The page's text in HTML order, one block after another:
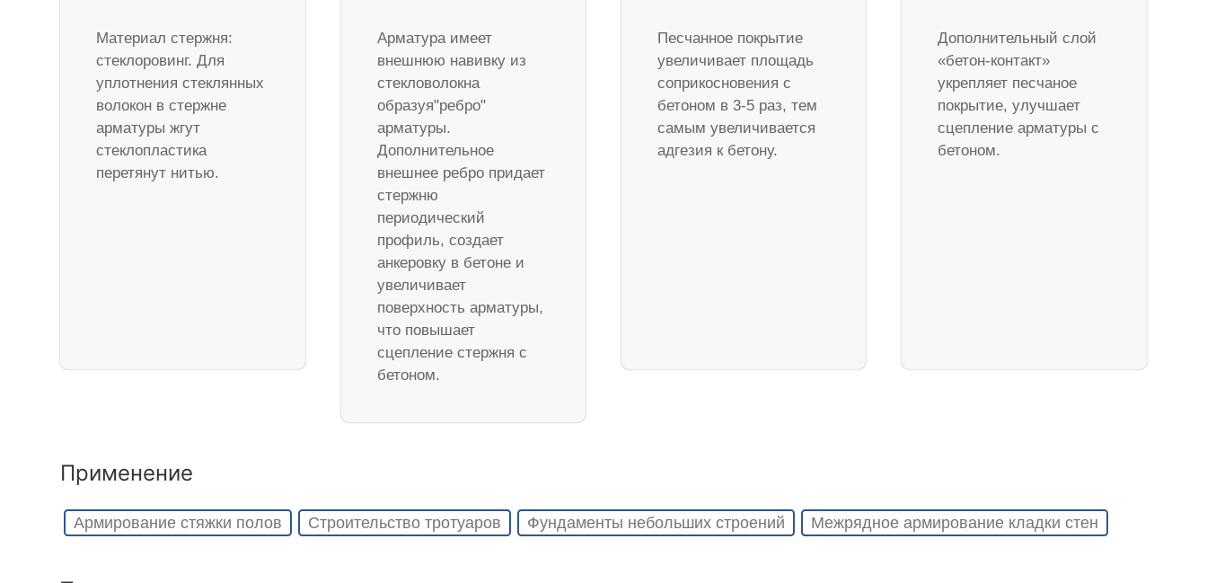
Материал стержня:
стеклоровинг. Для
уплотнения стеклянных
волокон в стержне
арматуры жгут
стеклопластика
перетянут нитью.
Арматура имеет
внешнюю навивку из
стекловолокна
образуя"ребро"
арматуры.
Дополнительное
внешнее ребро придает
стержню
периодический
профиль, создает
анкеровку в бетоне и
увеличивает
поверхность арматуры,
что повышает
сцепление стержня с
бетоном.
Песчанное покрытие
увеличивает площадь
соприкосновения с
бетоном в 3-5 раз, тем
самым увеличивается
адгезия к бетону.
Дополнительный слой
«бетон-контакт»
укрепляет песчаное
покрытие, улучшает
сцепление арматуры с
бетоном.
Применение
Армирование стяжки полов Строительство тротуаров Фундаменты небольших строений Межрядное армирование кладки стен